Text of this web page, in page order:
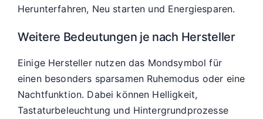
Herunterfahren, Neu starten und Energiesparen.
Weitere Bedeutungen je nach Hersteller
Einige Hersteller nutzen das Mondsymbol für
einen besonders sparsamen Ruhemodus oder eine
Nachtfunktion. Dabei können Helligkeit,
Tastaturbeleuchtung und Hintergrundprozesse